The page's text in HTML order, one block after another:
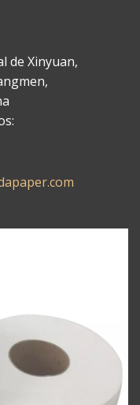
de Xinyuan,